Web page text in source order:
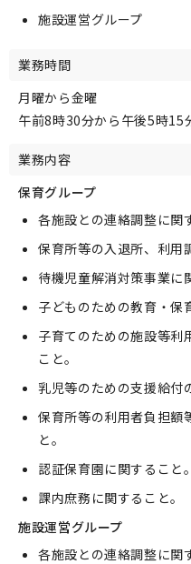
施設運営グループ
業務時間
月曜から金曜
午前8時30分から午後5時15
業務内容
保育グループ
各施設との連絡調整に関
保育所等の入退所、利用
待機児童解消対策事業に
子どものための教育・保
子育てのための施設等利
こと。
乳児等のための支援給付
保育所等の利用者負担額
と。
認証保育園に関すること。
課内庶務に関すること。
施設運営グループ
各施設との連絡調整に関